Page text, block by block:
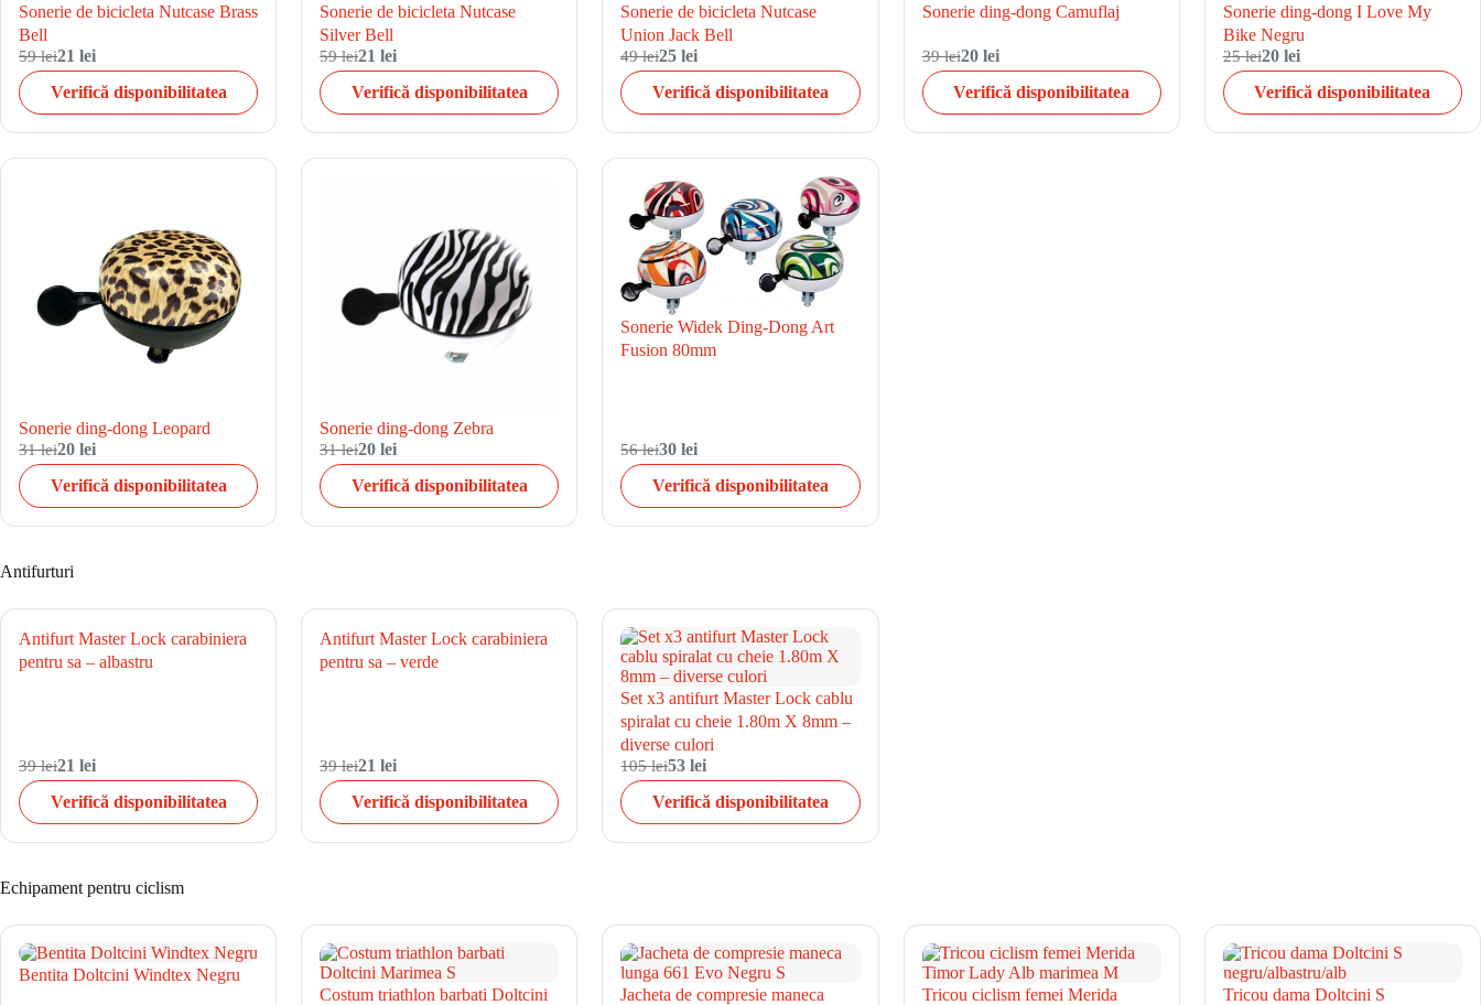
Sonerie de bicicleta Nutcase Brass
Bell
59 lei21 lei
Verifică disponibilitatea
Sonerie de bicicleta Nutcase
Silver Bell
59 lei21 lei
Verifică disponibilitatea
Sonerie de bicicleta Nutcase
Union Jack Bell
49 lei25 lei
Verifică disponibilitatea
Sonerie ding-dong Camuflaj
39 lei20 lei
Verifică disponibilitatea
Sonerie ding-dong I Love My
Bike Negru
25 lei20 lei
Verifică disponibilitatea
Sonerie ding-dong Leopard
31 lei20 lei
Verifică disponibilitatea
Sonerie ding-dong Zebra
31 lei20 lei
Verifică disponibilitatea
Sonerie Widek Ding-Dong Art
Fusion 80mm
56 lei30 lei
Verifică disponibilitatea
Antifurturi
Antifurt Master Lock carabiniera
pentru sa – albastru
39 lei21 lei
Verifică disponibilitatea
Antifurt Master Lock carabiniera
pentru sa – verde
39 lei21 lei
Verifică disponibilitatea
Set x3 antifurt Master Lock cablu
spiralat cu cheie 1.80m X 8mm –
diverse culori
105 lei53 lei
Verifică disponibilitatea
Echipament pentru ciclism
Bentita Doltcini Windtex Negru
Costum triathlon barbati Doltcini
Jacheta de compresie maneca
Tricou ciclism femei Merida
Tricou dama Doltcini S